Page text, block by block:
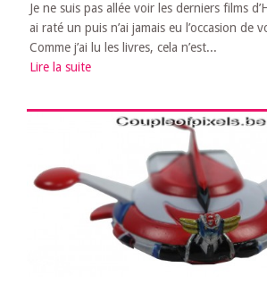
Je ne suis pas allée voir les derniers films
ai raté un puis n’ai jamais eu l’occasion de
Comme j’ai lu les livres, cela n’est...
Lire la suite